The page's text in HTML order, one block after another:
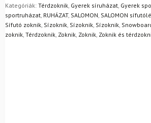
Mik a visszaküldés feltételei?
Kategóriák: Térdzoknik Gyerek síruházat Gyerek
sportruházat RUHÁZAT, SALOMON SALOMON
Sífutó zoknik Sízoknik Sízoknik Sízoknik
zoknik Térdzoknik Zoknik Zoknik Zoknik és